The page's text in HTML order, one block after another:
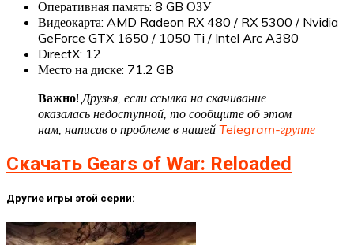
Оперативная память: 8 GB ОЗУ
Видеокарта: AMD Radeon RX 480 / RX 5300 / Nvidia
GeForce GTX 1650 / 1050 Ti / Intel Arc A380
DirectX: 12
Место на диске: 71.2 GB
Важно!Друзья, если ссылка на скачивание
оказалась недоступной, то сообщите об этом
нам, написав о проблеме в нашей Telegram-группе
Скачать Gears of War: Reloaded
Другие игры этой серии: